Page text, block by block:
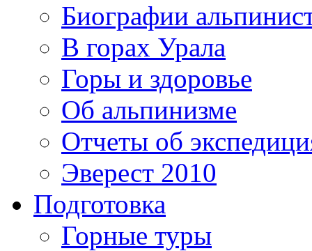
Биографии
В горах Урала
Горы и здоровье
Об альпинизме
Отчеты об
Эверест 2010
Подготовка
Горные туры